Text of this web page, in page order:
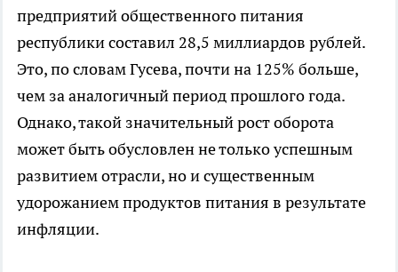
предприятий общественного питания
республики составил 28,5 миллиардов рублей.
Это, по словам Гусева, почти на 125% больше,
чем за аналогичный период прошлого года.
Однако, такой значительный рост оборота
может быть обусловлен не только успешным
развитием отрасли, но и существенным
удорожанием продуктов питания в результате
инфляции.